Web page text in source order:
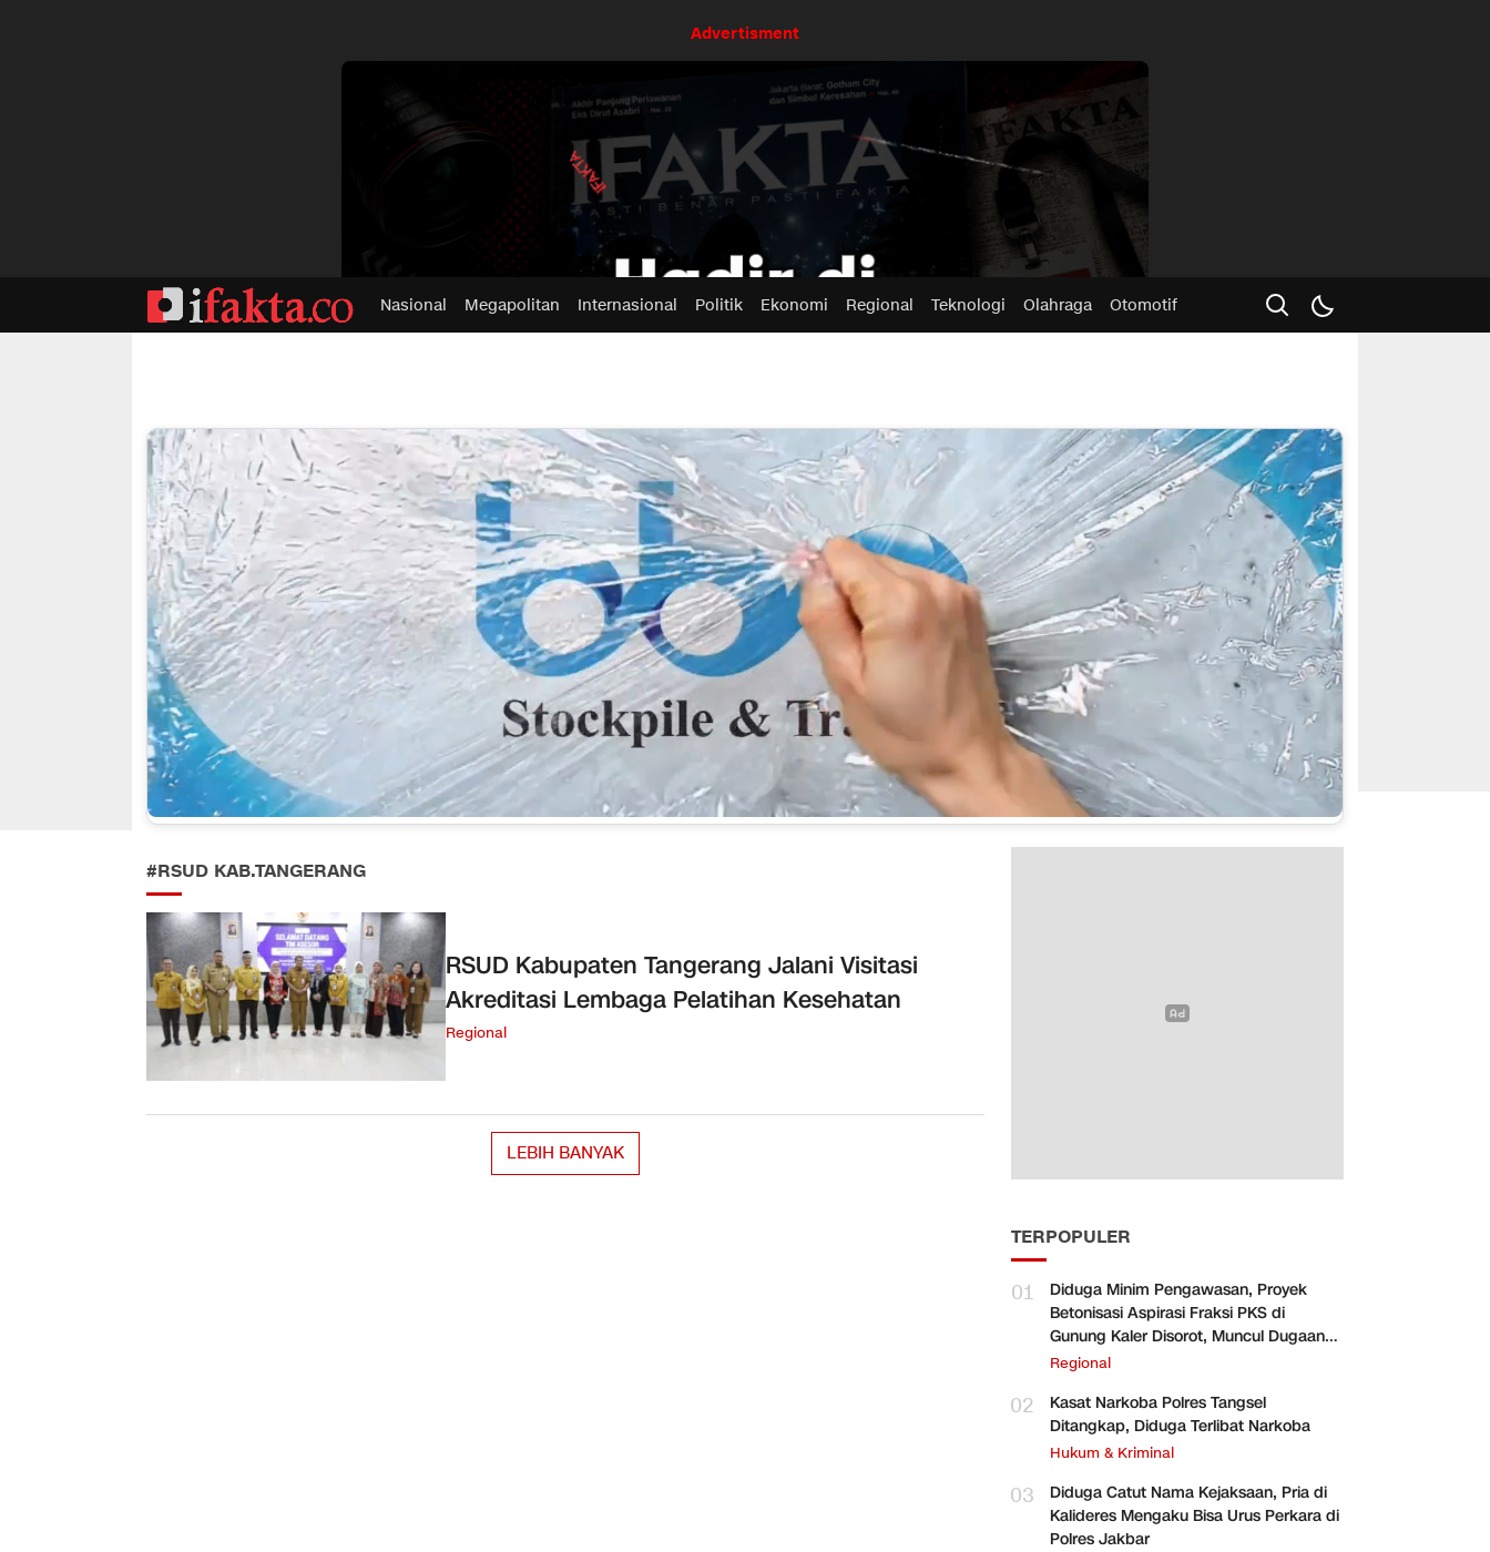
Advertisment
Nasional Megapolitan Internasional Politik Ekonomi Regional Teknologi Olahraga Otomotif
#RSUD KAB.TANGERANG
RSUD Kabupaten Tangerang Jalani Visitasi
Akreditasi Lembaga Pelatihan Kesehatan
Regional
LEBIH BANYAK
TERPOPULER
01
Diduga Minim Pengawasan, Proyek
Betonisasi Aspirasi Fraksi PKS di
Gunung Kaler Disorot, Muncul Dugaan
Pengurangan Volume
Regional
02
Kasat Narkoba Polres Tangsel
Ditangkap, Diduga Terlibat Narkoba
Hukum & Kriminal
03
Diduga Catut Nama Kejaksaan, Pria di
Kalideres Mengaku Bisa Urus Perkara di
Polres Jakbar